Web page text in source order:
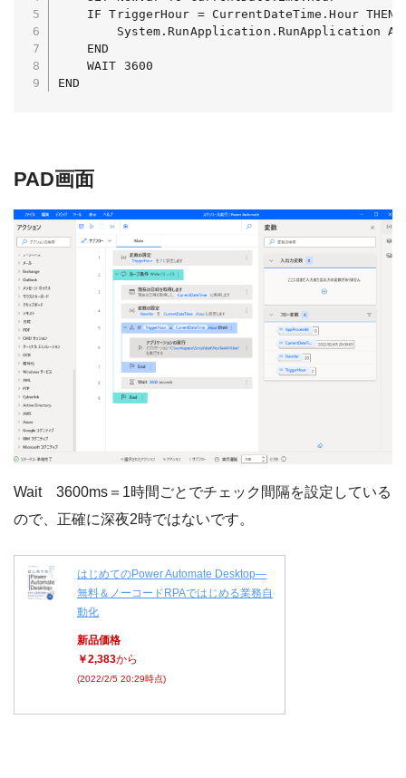
    IF TriggerHour = CurrentDateTime.Hour THEN
System.RunApplication.RunApplication
    END
    WAIT 3600
END
PAD画面
Wait 3600ms＝1時間ごとでチェック間隔を設定している
ので、正確に深夜2時ではないです。
はじめてのPower Automate Desktop―
無料＆ノーコードRPAではじめる業務自
動化
新品価格
￥2,383から
(2022/2/5 20:29時点)